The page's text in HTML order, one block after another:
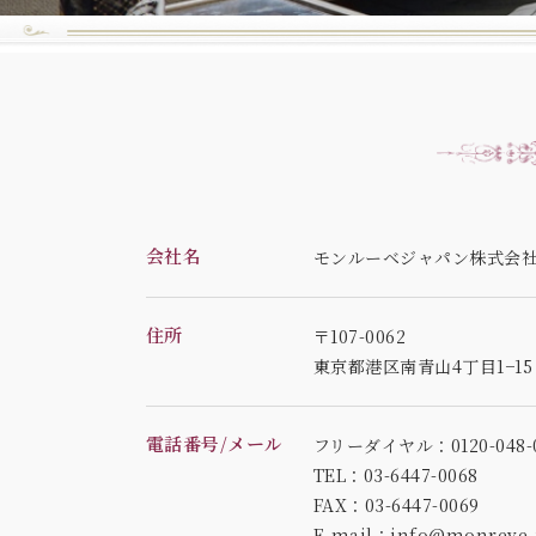
会社名 モンルーベジャパン株式会
住所
〒107-0062
東京都港区南青山4丁目
電話番号/メール
フリーダイヤル：0120-
TEL：03-6447-0068
FAX：03-6447-0069